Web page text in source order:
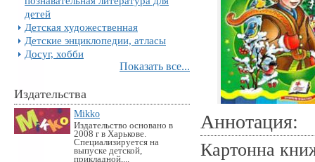
детей
Детская художественная
Детские энциклопедии, атласы
Досуг, хобби
Показать все...
Издательства
Mikko
Издательство основано в
2008 г в Харькове.
Специализируется на
выпуске детской,
прикладной,...
Аннотация:
Картонна